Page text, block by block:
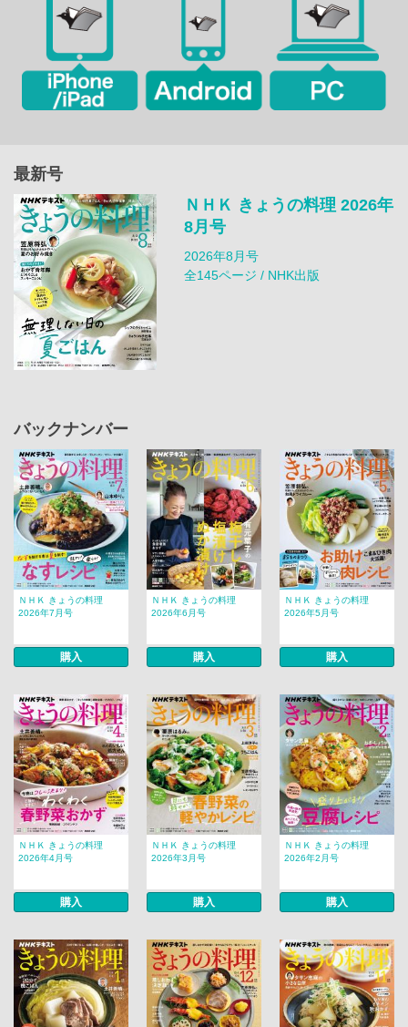
最新号
ＮＨＫ きょうの料理 2026年
8月号
2026年8月号
全145ページ / NHK出版
バックナンバー
ＮＨＫ きょうの料理
2026年7月号
購入
ＮＨＫ きょうの料理
2026年6月号
購入
ＮＨＫ きょうの料理
2026年5月号
購入
ＮＨＫ きょうの料理
2026年4月号
購入
ＮＨＫ きょうの料理
2026年3月号
購入
ＮＨＫ きょうの料理
2026年2月号
購入